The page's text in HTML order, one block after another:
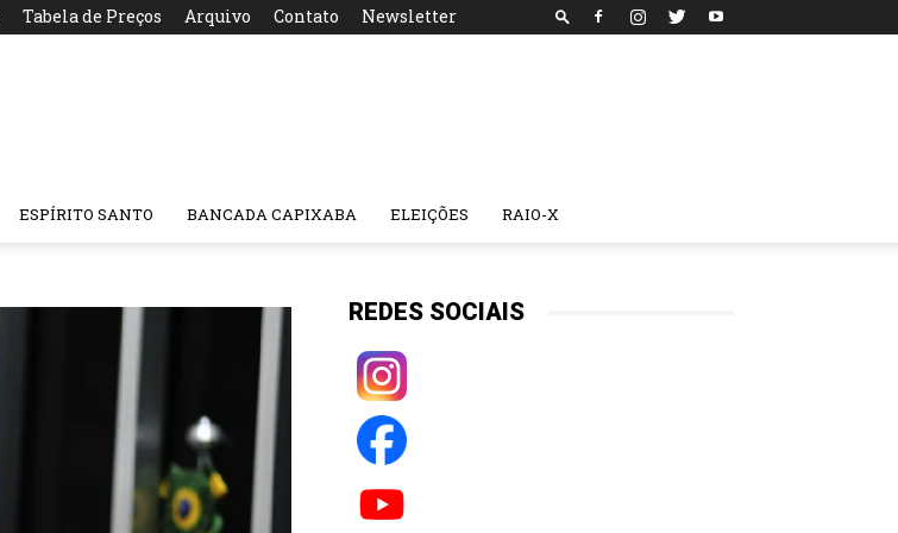
Tabela de Preços Arquivo Contato Newsletter
ESPÍRITO SANTO BANCADA CAPIXABA ELEIÇÕES RAIO-X
REDES SOCIAIS